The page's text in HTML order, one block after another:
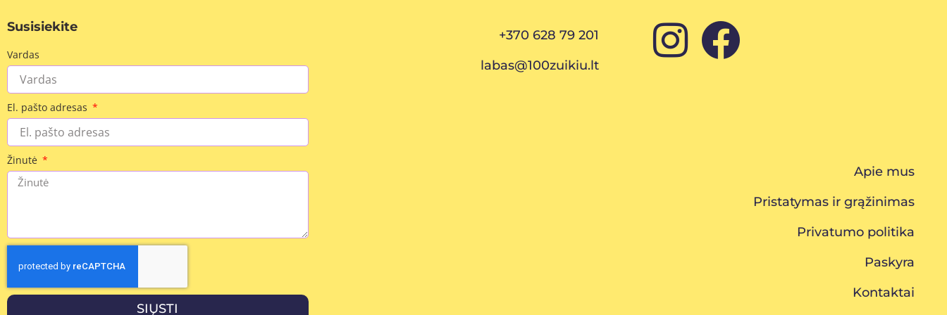
Susisiekite
Vardas
El. pašto adresas
Žinutė
SIŲSTI
+370 628 79 201
labas@100zuikiu.lt
Apie mus
Pristatymas ir grąžinimas
Privatumo politika
Paskyra
Kontaktai